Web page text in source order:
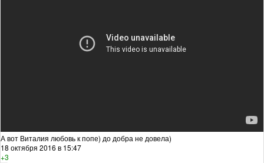
А вот Виталия любовь к попе) до добра не довела)
18 октября 2016 в 15:47
+3